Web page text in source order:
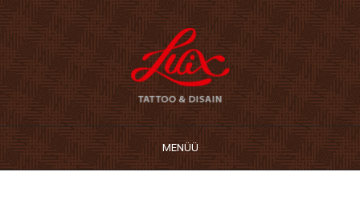
MENÜÜ